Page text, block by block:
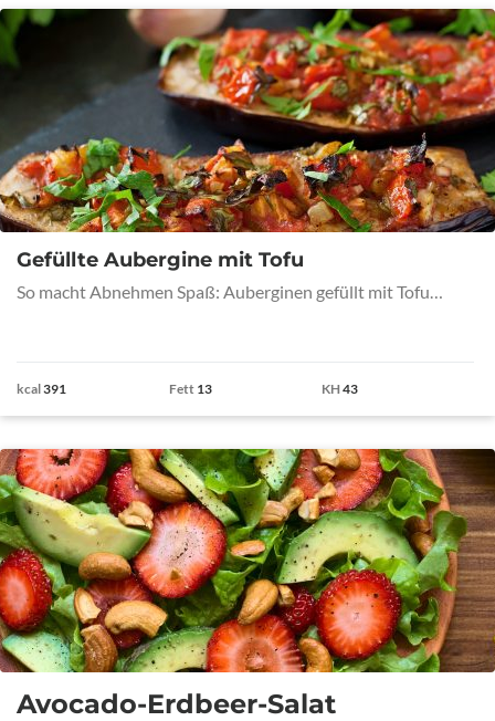
Gefüllte Aubergine mit Tofu
So macht Abnehmen Spaß: Auberginen gefüllt mit Tofu…
kcal391 Fett 13 KH43
Avocado-Erdbeer-Salat